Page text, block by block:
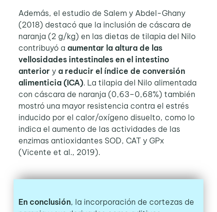
Además, el estudio de Salem y Abdel-Ghany
(2018) destacó que la inclusión de cáscara de
naranja (2 g/kg) en las dietas de tilapia del Nilo
contribuyó a aumentar la altura de las
vellosidades intestinales en el intestino
anterior y a reducir el índice de conversión
alimenticia (ICA). La tilapia del Nilo alimentada
con cáscara de naranja (0,63–0,68%) también
mostró una mayor resistencia contra el estrés
inducido por el calor/oxígeno disuelto, como lo
indica el aumento de las actividades de las
enzimas antioxidantes SOD, CAT y GPx
(Vicente et al., 2019).
En conclusión, la incorporación de cortezas de